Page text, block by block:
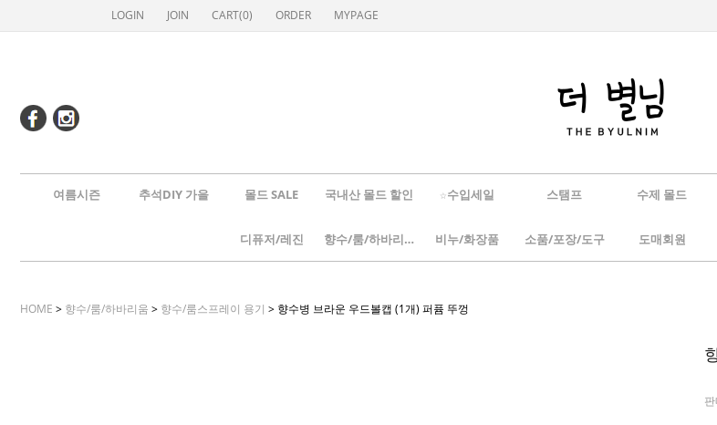
LOGIN JOIN CART(0) ORDER MYPAGE
여름시즌 추석DIY 가을 몰드 SALE 국내산 몰드 할인 ☆수입세일 스탬프 수제 몰드
디퓨저/레진 향수/룸/하바리움 비누/화장품 소품/포장/도구 도매회원
HOME > 향수/룸/하바리움 > 향수/룸스프레이 용기 > 향수병 브라운 우드볼캡 (1개) 퍼퓸 뚜껑